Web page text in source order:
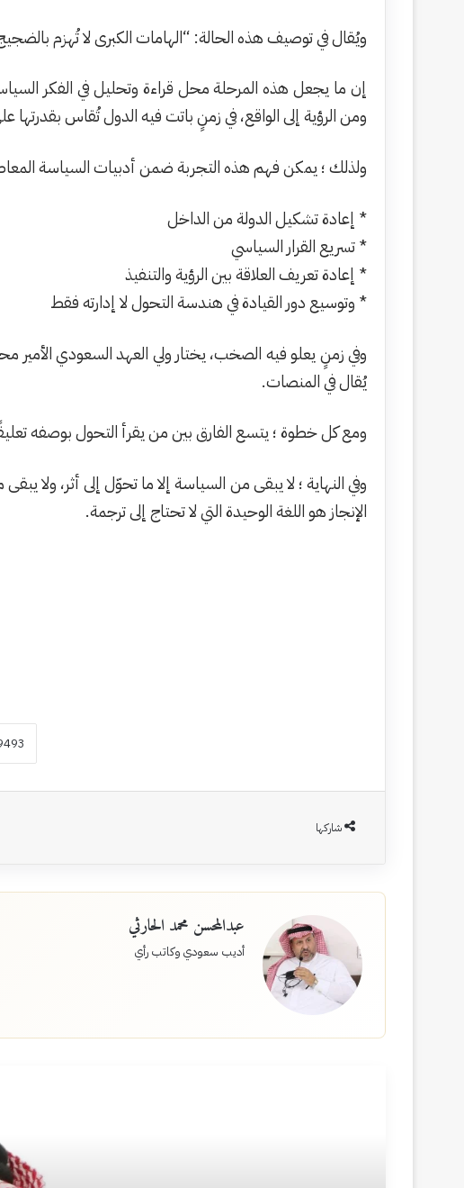
ويُقال في توصيف هذه الحالة: “الهامات الكبرى لا تُهزم
إن ما يجعل هذه المرحلة محل قراءة وتحليل في الفكر
ومن الرؤية إلى الواقع، في زمنٍ باتت فيه الدول تُقاس بقدرتها
ولذلك ؛ يمكن فهم هذه التجربة ضمن أدبيات السياسة
* إعادة تشكيل الدولة من الداخل
* تسريع القرار السياسي
* إعادة تعريف العلاقة بين الرؤية والتنفيذ
* وتوسيع دور القيادة في هندسة التحول لا إدارته فقط
وفي زمنٍ يعلو فيه الصخب، يختار ولي العهد السعودي الأمير
يُقال في المنصات.
ومع كل خطوة ؛ يتسع الفارق بين من يقرأ التحول بوصفه
وفي النهاية ؛ لا يبقى من السياسة إلا ما تحوّل إلى أثر، ولا
الإنجاز هو اللغة الوحيدة التي لا تحتاج إلى ترجمة.
شاركها
عبدالمحسن محمد الحارثي
أديب سعودي وكاتب رأي